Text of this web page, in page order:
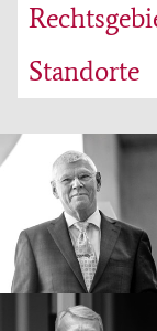
Standorte